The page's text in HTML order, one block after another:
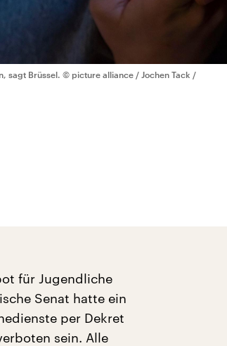
sagt Brüssel. © picture alliance / Jochen Tack /
für Jugendliche
Senat hatte ein
per Dekret
sein. Alle